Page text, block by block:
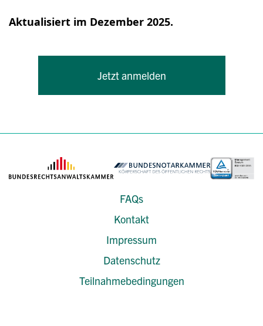
Aktualisiert im Dezember 2025.
Jetzt anmelden
FAQs
Kontakt
Impressum
Datenschutz
Teilnahmebedingungen